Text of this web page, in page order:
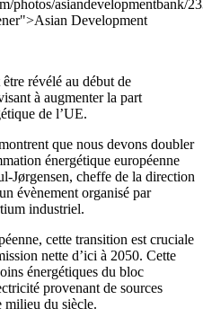
photos/asiandevelopmentbank/
Development
révélé au début de
à augmenter la part
de l’UE.
que nous devons doubler
énergétique européenne
Jørgensen, cheffe de la direction
évènement organisé par
industriel.
cette transition est cruciale
nette d’ici à 2050. Cette
énergétiques du bloc
provenant de sources
milieu du siècle.